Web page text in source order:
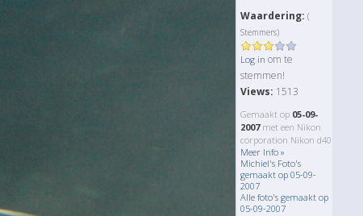
Waardering: (
Stemmers)
Log in om te
stemmen!
Views: 1513
Gemaakt op 05-09-
2007met een Nikon
corporation Nikon d40
Meer Info »
Michiel's Foto's
gemaakt op 05-09-
2007
Alle foto's gemaakt op
05-09-2007